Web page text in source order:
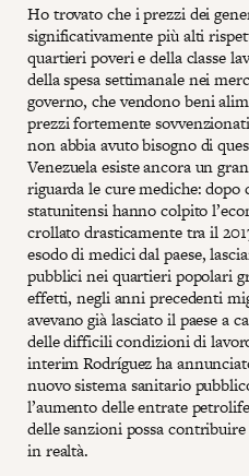
Ho trovato che i prezzi dei
significativamente più alti
quartieri poveri e della classe
della spesa settimanale nei
governo, che vendono beni
prezzi fortemente
non abbia avuto bisogno di
Venezuela esiste ancora un
riguarda le cure mediche: dopo
statunitensi hanno colpito
crollato drasticamente tra il
esodo di medici dal paese,
pubblici nei quartieri popolari
effetti, negli anni precedenti
avevano già lasciato il paese a
delle difficili condizioni di
interim Rodríguez ha
nuovo sistema sanitario
l’aumento delle entrate
delle sanzioni possa
in realtà.